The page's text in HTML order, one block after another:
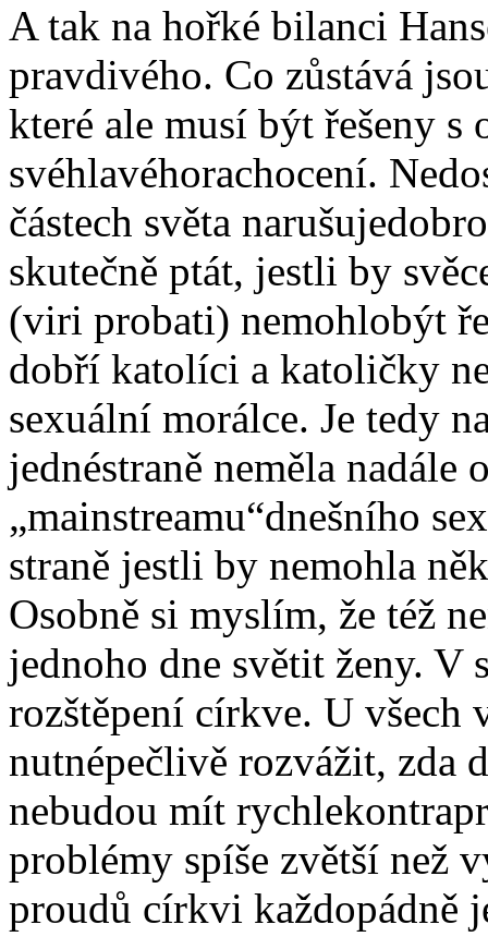
A tak na hořké bilanci
pravdivého. Co zůstává
které ale musí být řešeny s
svéhlavéhorachocení.
částech světa
skutečně ptát, jestli by
(viri probati) nemohlobýt
dobří katolíci a katoličky
sexuální morálce. Je tedy
jednéstraně neměla
„mainstreamu“dnešního
straně jestli by nemohla
Osobně si myslím, že též
jednoho dne světit ženy. V
rozštěpení církve. U všech
nutnépečlivě rozvážit, zda
nebudou mít
problémy spíše zvětší než
proudů církvi každopádně